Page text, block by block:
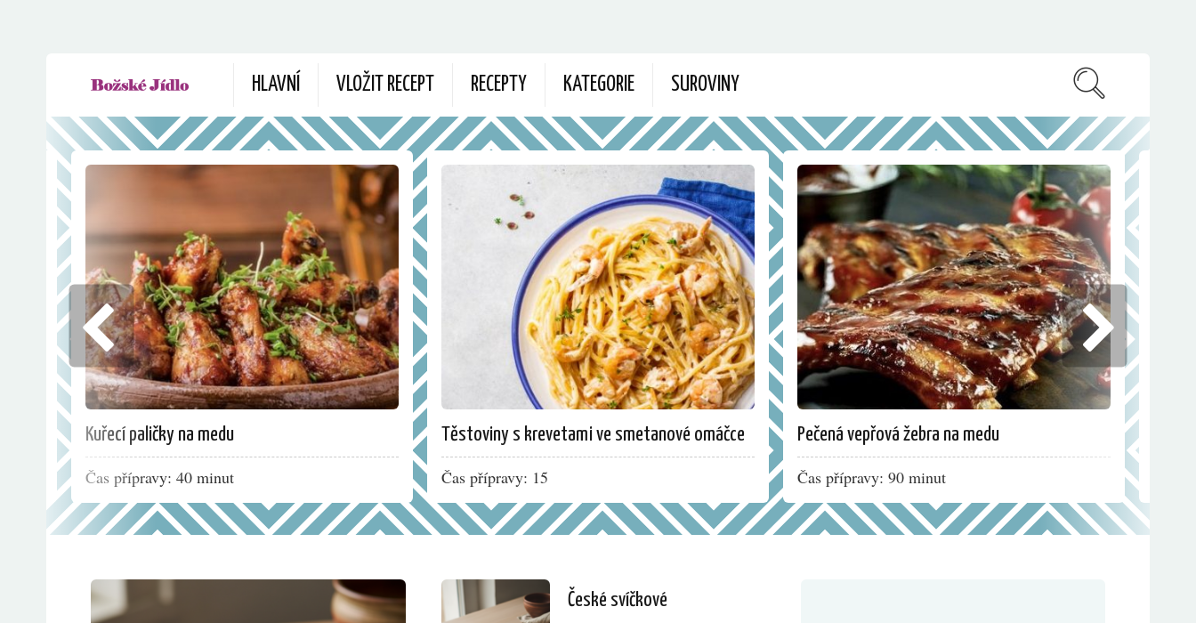
HLAVNÍ VLOŽIT RECEPT RECEPTY KATEGORIE SUROVINY
Kuřecí paličky na medu
Čas přípravy: 40 minut
Těstoviny s krevetami ve smetanové omáčce
Čas přípravy: 15
Pečená vepřová žebra na medu
Čas přípravy: 90 minut
České svíčkové